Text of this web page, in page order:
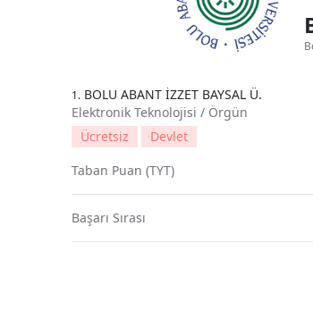
1. BOLU ABANT İZZET BAYSAL Ü.
Elektronik Teknolojisi / Örgün
Ücretsiz
Devlet
Taban Puan (TYT)
Başarı Sırası